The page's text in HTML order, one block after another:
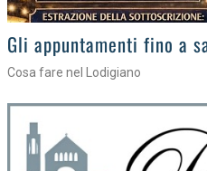
Gli eventi della settimana
Tra torte, cinema e musica live